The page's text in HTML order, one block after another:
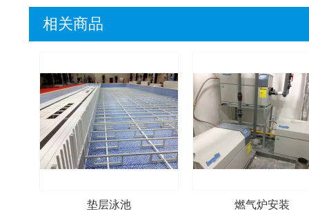
相关商品
垫层泳池 燃气炉安装